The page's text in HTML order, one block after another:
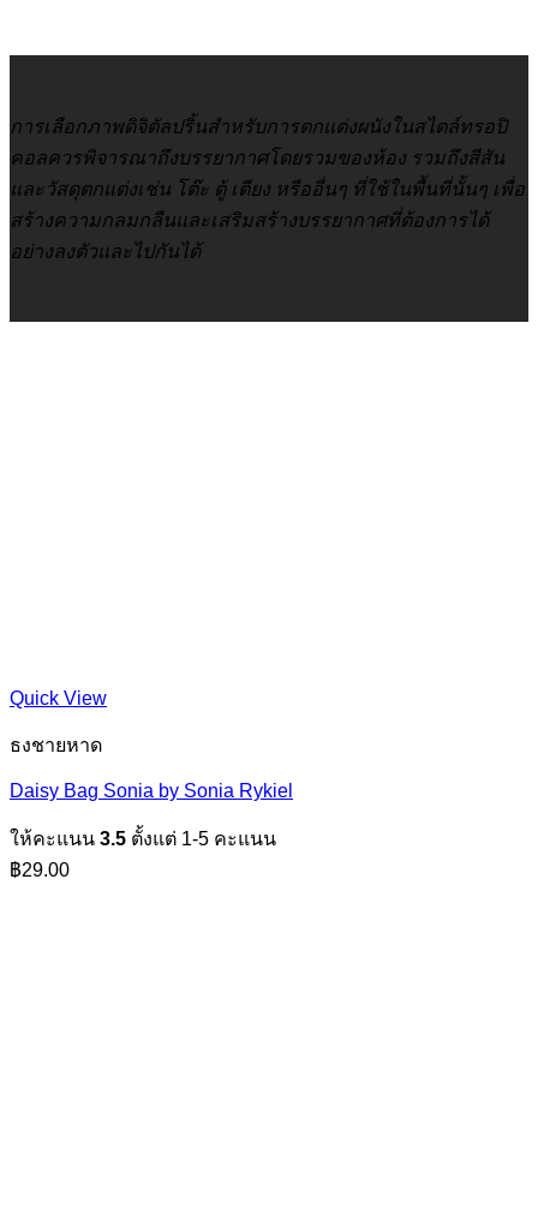
การเลือกภาพดิจิตัลปริ้นสำหรับการตกแต่งผนังในสไตล์ทรอปิ
คอลควรพิจารณาถึงบรรยากาศโดยรวมของห้อง รวมถึงสีสัน
และวัสดุตกแต่งเช่น โต๊ะ ตู้ เตียง หรืออื่นๆ ที่ใช้ในพื้นที่นั้นๆ เพื่อ
สร้างความกลมกลืนและเสริมสร้างบรรยากาศที่ต้องการได้
อย่างลงตัวและไปกันได้
Quick View
ธงชายหาด
Daisy Bag Sonia by Sonia Rykiel
ให้คะแนน 3.5 ตั้งแต่ 1-5 คะแนน
฿29.00